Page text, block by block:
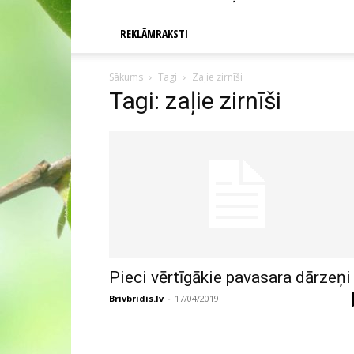
REKLĀMRAKSTI
Sākums Tagi Zaļie zirnīši
Tagi: zaļie zirnīši
Pieci vērtīgākie pavasara dārzeņi
Brivbridis.lv - 17/04/2019